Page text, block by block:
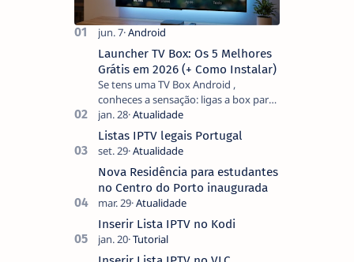
Launcher TV Box: Os 5 Melhores
Grátis em 2026 (+ Como Instalar)
Se tens uma TV Box Android ,
conheces a sensação: ligas a box para
ver um filme e o ecrã inicial está
coberto de sugestões que não
pediste, ban…
Listas IPTV legais Portugal
Nova Residência para estudantes
no Centro do Porto inaugurada
Inserir Lista IPTV no Kodi